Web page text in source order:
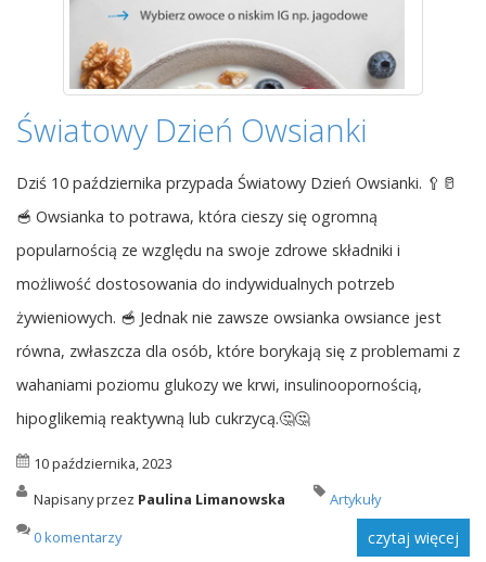
Światowy Dzień Owsianki
Dziś 10 października przypada Światowy Dzień Owsianki. 🥄🥛
🥣 Owsianka to potrawa, która cieszy się ogromną
popularnością ze względu na swoje zdrowe składniki i
możliwość dostosowania do indywidualnych potrzeb
żywieniowych. 🥣 Jednak nie zawsze owsianka owsiance jest
równa, zwłaszcza dla osób, które borykają się z problemami z
wahaniami poziomu glukozy we krwi, insulinoopornością,
hipoglikemią reaktywną lub cukrzycą.🤔🤔
10 października, 2023
Napisany przez Paulina Limanowska
Artykuły
0 komentarzy
czytaj więcej